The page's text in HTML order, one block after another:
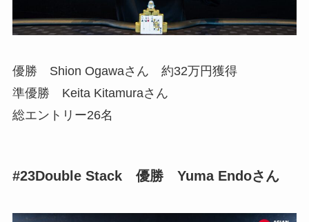
優勝 Shion Ogawaさん 約32万円獲得
準優勝 Keita Kitamuraさん
総エントリー26名
#23Double Stack 優勝 Yuma Endoさん